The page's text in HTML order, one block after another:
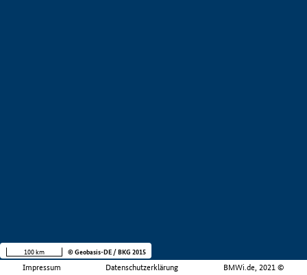
Impressum Datenschutzerklärung BMWi.de, 2021 ©
100 km © Geobasis-DE / BKG 2015